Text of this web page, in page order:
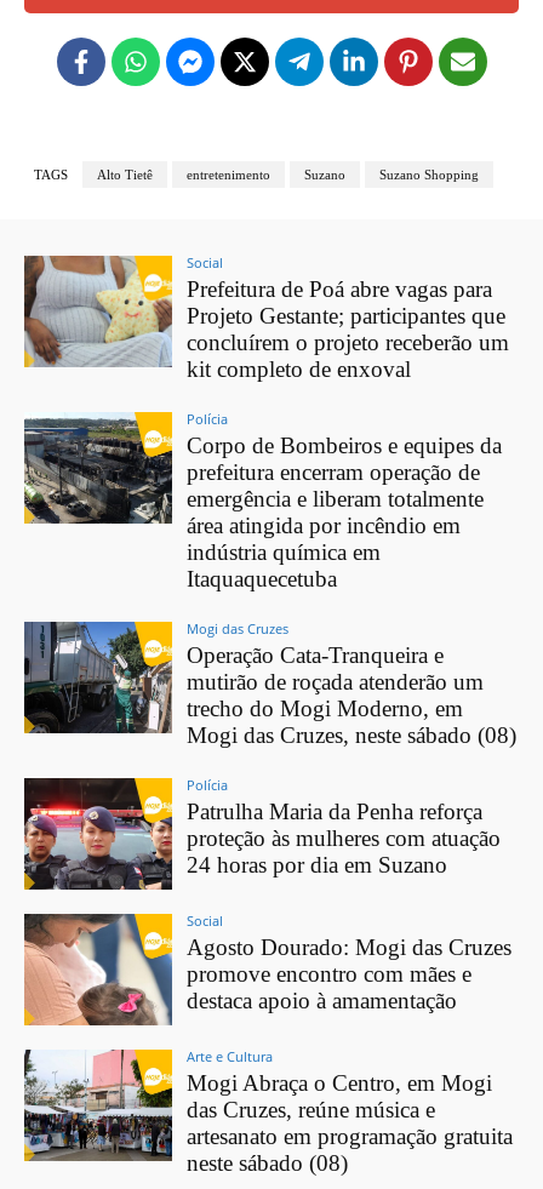
TAGS Alto Tietê entretenimento Suzano Suzano Shopping
Social
Prefeitura de Poá abre vagas para
Projeto Gestante; participantes que
concluírem o projeto receberão um
kit completo de enxoval
Polícia
Corpo de Bombeiros e equipes da
prefeitura encerram operação de
emergência e liberam totalmente
área atingida por incêndio em
indústria química em
Itaquaquecetuba
Mogi das Cruzes
Operação Cata-Tranqueira e
mutirão de roçada atenderão um
trecho do Mogi Moderno, em
Mogi das Cruzes, neste sábado (08)
Polícia
Patrulha Maria da Penha reforça
proteção às mulheres com atuação
24 horas por dia em Suzano
Social
Agosto Dourado: Mogi das Cruzes
promove encontro com mães e
destaca apoio à amamentação
Arte e Cultura
Mogi Abraça o Centro, em Mogi
das Cruzes, reúne música e
artesanato em programação gratuita
neste sábado (08)